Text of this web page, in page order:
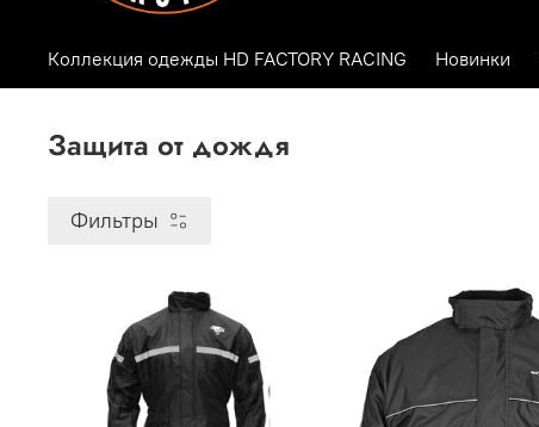
Коллекция одежды HD FACTORY RACING Новинки
Защита от дождя
Фильтры